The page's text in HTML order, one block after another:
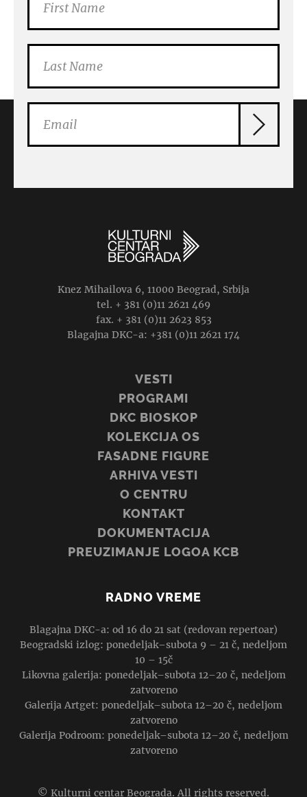
Knez Mihailova 6, 11000 Beograd, Srbija
tel. + 381 (0)11 2621 469
fax. + 381 (0)11 2623 853
Blagajna DKC-a: +381 (0)11 2621 174
VESTI
PROGRAMI
DKC BIOSKOP
KOLEKCIJA OS
FASADNE FIGURE
ARHIVA VESTI
O CENTRU
KONTAKT
DOKUMENTACIJA
PREUZIMANJE LOGOA KCB
RADNO VREME
Blagajna DKC-a: od 16 do 21 sat (redovan repertoar)
Beogradski izlog: ponedeljak–subota 9 – 21 č, nedeljom
10 – 15č
Likovna galerija: ponedeljak–subota 12–20 č, nedeljom
zatvoreno
Galerija Artget: ponedeljak–subota 12–20 č, nedeljom
zatvoreno
Galerija Podroom: ponedeljak–subota 12–20 č, nedeljom
zatvoreno
© Kulturni centar Beograda. All rights reserved.